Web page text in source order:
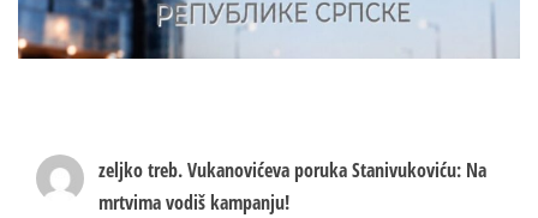
zeljko treb.Vukanovićeva poruka Stanivukoviću: Na
mrtvima vodiš kampanju!